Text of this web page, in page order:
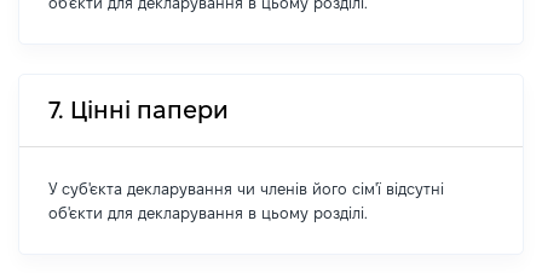
7. Цінні папери
У суб'єкта декларування чи членів його сім'ї відсутні
об'єкти для декларування в цьому розділі.